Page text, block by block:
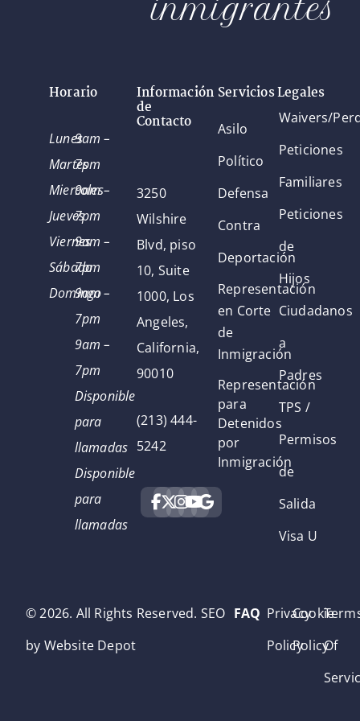
inmigrantes
Horario
Lunes
Martes
Miercoles
Jueves
Viernes
Sábado
Domingo
9am –
7pm
9am –
7pm
9am –
7pm
9am –
7pm
9am –
7pm
Disponible
para
llamadas
Disponible
para
llamadas
Información
de
Contacto
3250
Wilshire
Blvd, piso
10, Suite
1000, Los
Angeles,
California,
90010
(213) 444-
5242
Servicios Legales
Asilo
Político
Defensa
Contra
Deportación
Representación
en Corte
de
Inmigración
Representación
para
Detenidos
por
Inmigración
Waivers/
Peticiones
Familiares
Peticiones
de
Hijos
Ciudadanos
a
Padres
TPS /
Permisos
de
Salida
Visa U
© 2026. All Rights Reserved. SEO
by Website Depot
FAQ Privacy
Policy
Cookie
PolicyOf